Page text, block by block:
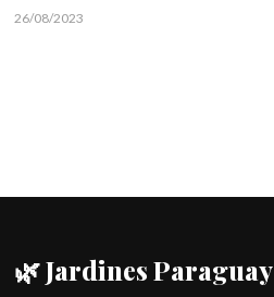
26/08/2023
🌿 Jardines Paraguay